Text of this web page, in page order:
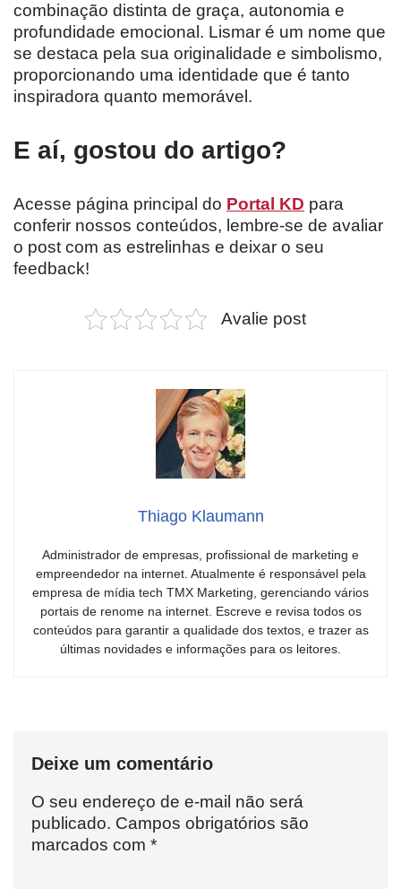
combinação distinta de graça, autonomia e
profundidade emocional. Lismar é um nome que
se destaca pela sua originalidade e simbolismo,
proporcionando uma identidade que é tanto
inspiradora quanto memorável.
E aí, gostou do artigo?
Acesse página principal do Portal KD para
conferir nossos conteúdos, lembre-se de avaliar
o post com as estrelinhas e deixar o seu
feedback!
Avalie post
Thiago Klaumann
Administrador de empresas, profissional de marketing e
empreendedor na internet. Atualmente é responsável pela
empresa de mídia tech TMX Marketing, gerenciando vários
portais de renome na internet. Escreve e revisa todos os
conteúdos para garantir a qualidade dos textos, e trazer as
últimas novidades e informações para os leitores.
Deixe um comentário
O seu endereço de e-mail não será
publicado. Campos obrigatórios são
marcados com *